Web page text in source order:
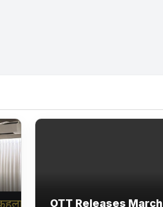
OTT Releases March